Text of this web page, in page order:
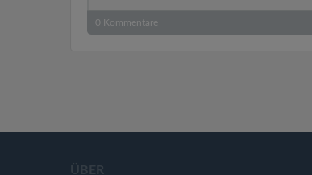
0 Kommentare
ÜBER